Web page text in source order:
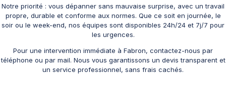
Notre priorité : vous dépanner sans mauvaise surprise, avec un travail
propre, durable et conforme aux normes. Que ce soit en journée, le
soir ou le week-end, nos équipes sont disponibles 24h/24 et 7j/7 pour
les urgences.
Pour une intervention immédiate à Fabron, contactez-nous par
téléphone ou par mail. Nous vous garantissons un devis transparent et
un service professionnel, sans frais cachés.